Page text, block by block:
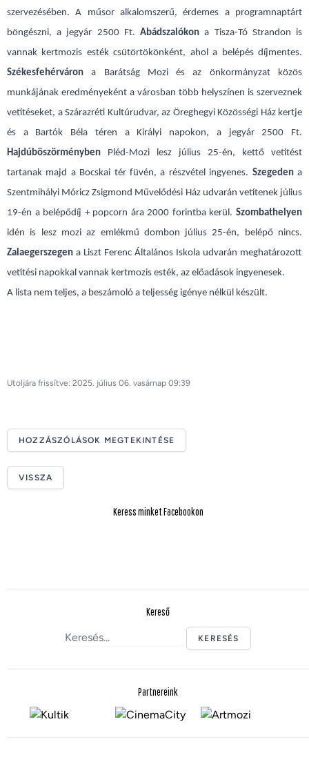
szervezésében. A műsor alkalomszerű, érdemes a programnaptárt
böngészni, a jegyár 2500 Ft.Abádszalókon a Tisza-Tó Strandon is
vannak kertmozis esték csütörtökönként, ahol a belépés díjmentes.
Székesfehérváron a Barátság Mozi és az önkormányzat közös
munkájának eredményeként a városban több helyszínen is szerveznek
vetítéseket, a Szárazréti Kultúrudvar, az Öreghegyi Közösségi Ház kertje
és a Bartók Béla téren a Királyi napokon, a jegyár 2500 Ft.
Hajdúböszörményben Pléd-Mozi lesz július 25-én, kettő vetítést
tartanak majd a Bocskai tér füvén, a részvétel ingyenes. Szegedena
Szentmihályi Móricz Zsigmond Művelődési Ház udvarán vetítenek július
19-én a belépődíj + popcorn ára 2000 forintba kerül. Szombathelyen
idén is lesz mozi az emlékmű dombon július 25-én, belépő nincs.
Zalaegerszegen a Liszt Ferenc Általános Iskola udvarán meghatározott
vetítési napokkal vannak kertmozis esték, az előadások ingyenesek.
A lista nem teljes, a beszámoló a teljesség igénye nélkül készült.
Utoljára frissítve: 2025. július 06. vasárnap 09:39
HOZZÁSZÓLÁSOK MEGTEKINTÉSE
VISSZA
Keress minket Facebookon
Kereső
KERESÉS
Partnereink